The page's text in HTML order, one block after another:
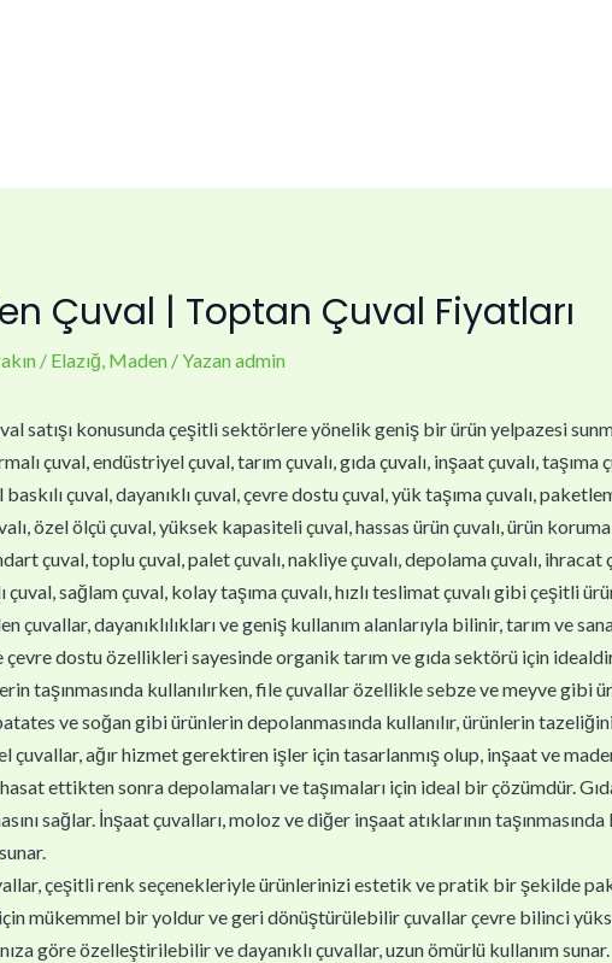
Çuval | Toptan Çuval Fiyatları
/ Elazığ, Maden/ Yazanadmin
satışı konusunda çeşitli sektörlere yönelik geniş bir ürün yelpazesi
çuval, endüstriyel çuval, tarım çuvalı, gıda çuvalı, inşaat çuvalı,
çuval, dayanıklı çuval, çevre dostu çuval, yük taşıma çuvalı,
özel ölçü çuval, yüksek kapasiteli çuval, hassas ürün çuvalı, ürün
çuval, toplu çuval, palet çuvalı, nakliye çuvalı, depolama çuvalı,
çuval, sağlam çuval, kolay taşıma çuvalı, hızlı teslimat çuvalı gibi çeşitli
çuvallar, dayanıklılıkları ve geniş kullanım alanlarıyla bilinir, tarım ve
çevre dostu özellikleri sayesinde organik tarım ve gıda sektörü için
taşınmasında kullanılırken, file çuvallar özellikle sebze ve meyve gibi
ve soğan gibi ürünlerin depolanmasında kullanılır, ürünlerin
çuvallar, ağır hizmet gerektiren işler için tasarlanmış olup, inşaat ve
ettikten sonra depolamaları ve taşımaları için ideal bir çözümdür.
sağlar. İnşaat çuvalları, moloz ve diğer inşaat atıklarının
çeşitli renk seçenekleriyle ürünlerinizi estetik ve pratik bir şekilde
mükemmel bir yoldur ve geri dönüştürülebilir çuvallar çevre bilinci
göre özelleştirilebilir ve dayanıklı çuvallar, uzun ömürlü kullanım sunar.